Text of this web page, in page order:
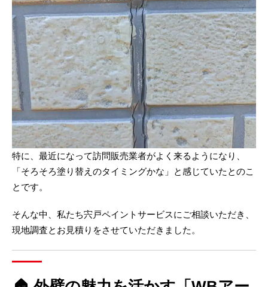
特に、最近になって訪問販売業者がよく来るようになり、
「そろそろ塗り替えのタイミングかな」と感じていたとのこ
とです。
そんな中、私たち宍戸ペイントサービスにご相談いただき、
現地調査とお見積りをさせていただきました。